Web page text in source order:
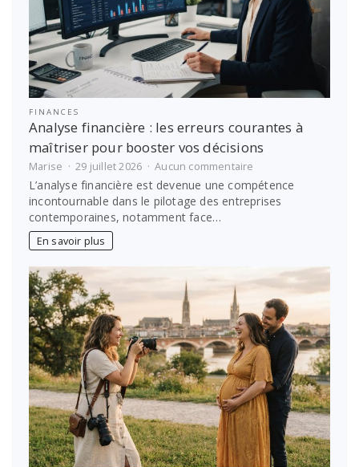
FINANCES
Analyse financière : les erreurs courantes à
maîtriser pour booster vos décisions
Marise 29 juillet 2026 Aucun commentaire
Analyse
financière
:
maîtriser
pour
booster
vos
décisions
L’analyse financière est devenue une compétence
incontournable dans le pilotage des entreprises
contemporaines, notamment face…
En savoir plus